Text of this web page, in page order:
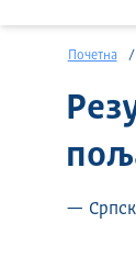
Почетна
—